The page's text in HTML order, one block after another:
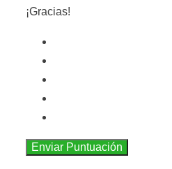
¡Gracias!
Enviar Puntuación